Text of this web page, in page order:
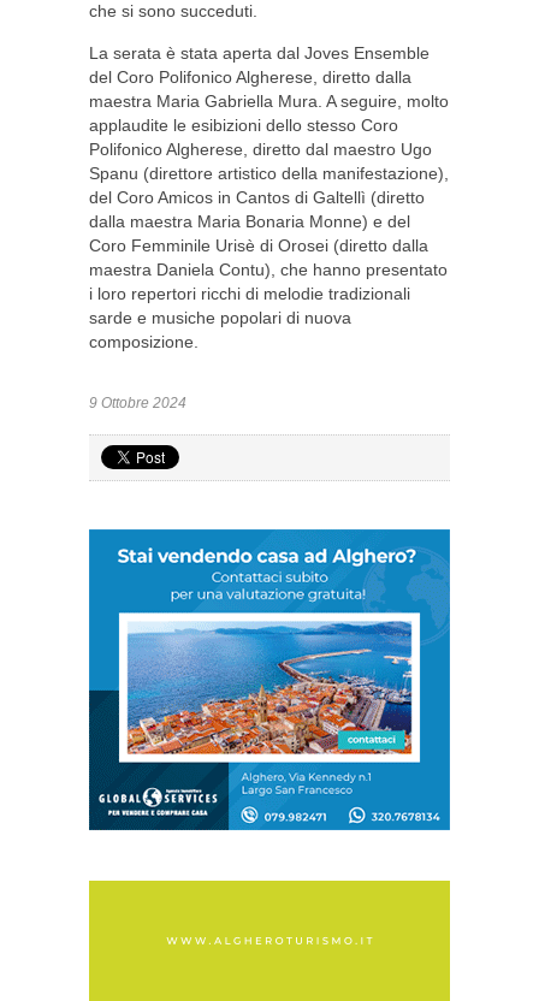
che si sono succeduti.
La serata è stata aperta dal Joves Ensemble
del Coro Polifonico Algherese, diretto dalla
maestra Maria Gabriella Mura. A seguire, molto
applaudite le esibizioni dello stesso Coro
Polifonico Algherese, diretto dal maestro Ugo
Spanu (direttore artistico della manifestazione),
del Coro Amicos in Cantos di Galtellì (diretto
dalla maestra Maria Bonaria Monne) e del
Coro Femminile Urisè di Orosei (diretto dalla
maestra Daniela Contu), che hanno presentato
i loro repertori ricchi di melodie tradizionali
sarde e musiche popolari di nuova
composizione.
9 Ottobre 2024